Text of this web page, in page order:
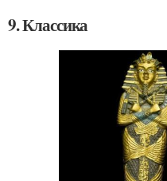
9. Классика